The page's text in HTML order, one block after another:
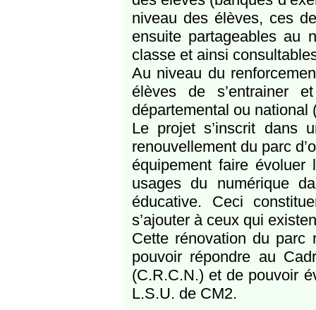
niveau des élèves, ces
ensuite partageables au
classe et ainsi
Au niveau du
élèves de s’entrainer
départemental ou
Le projet s’inscrit dans
renouvellement du parc
équipement faire
usages du numérique
éducative. Ceci
s’ajouter à ceux qui
Cette rénovation du parc
pouvoir répondre au
(C.R.C.N.) et de pouvoir
L.S.U. de CM2.